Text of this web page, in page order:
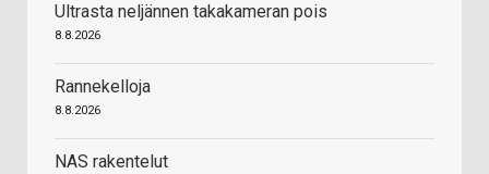
Ultrasta neljännen takakameran pois
8.8.2026
Rannekelloja
8.8.2026
NAS rakentelut